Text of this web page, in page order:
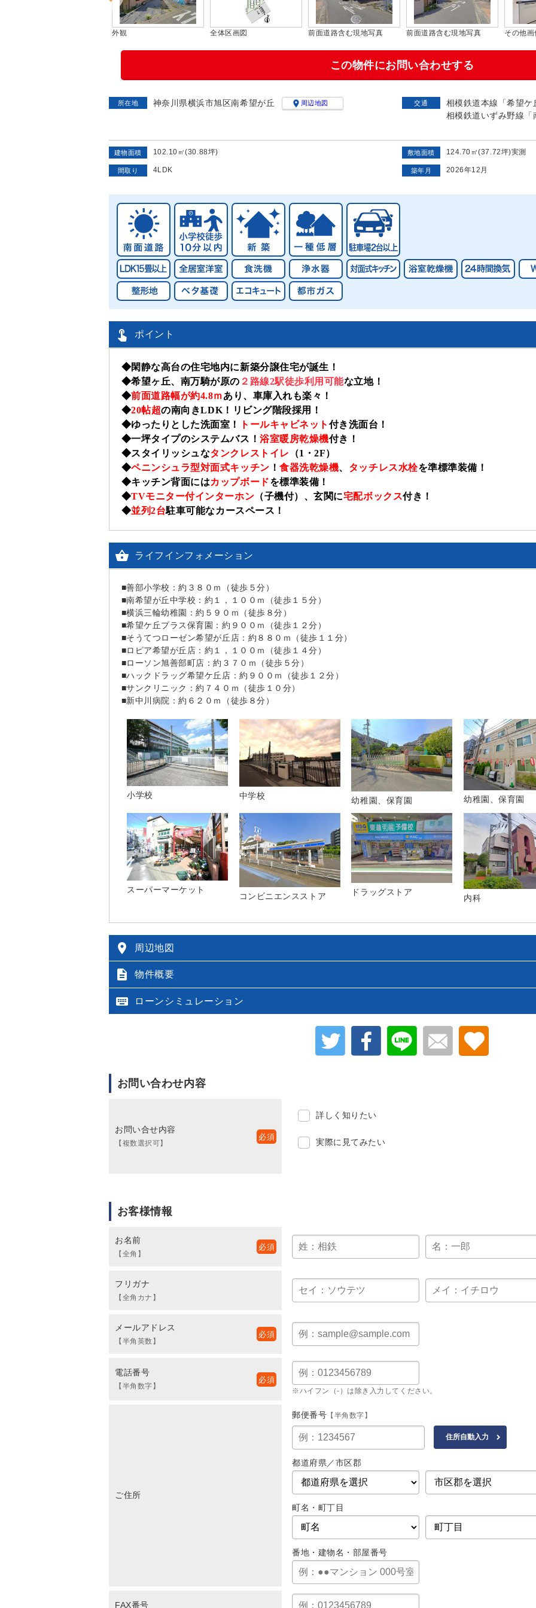
外観 全体区画図 前面道路含む現地写真 前面道路含む現地写真 その他画
この物件にお問い合わせする
所在地 神奈川県横浜市旭区南希望が丘  周辺地図 交通
相模鉄道本線「希望
相模鉄道いずみ野線
建物面積 102.10㎡(30.88坪) 敷地面積 124.70㎡(37.72坪)実測
間取り 4LDK 築年月 2026年12月
 ポイント
◆閑静な高台の住宅地内に新築分譲住宅が誕生！
◆希望ヶ丘、南万騎が原の ２路線2駅徒歩利用可能な立地！
◆前面道路幅が約4.8ｍあり、車庫入れも楽々！
◆20帖超の南向きLDK ！リビング階段採用！
◆ゆったりとした洗面室！
トールキャビネット 付き洗面台！
◆一坪タイプのシステムバス！浴室暖房乾燥機付き！
◆スタイリッシュなタンクレストイレ （1 ・2F）
◆ペニンシュラ型対面式キッチン ！食器洗乾燥機、 タッチレス水栓を準標準装備！
◆キッチン背面にはカップボードを標準装備！
◆TVモニター付インターホン （子機付）、玄関に宅配ボックス付き！
◆並列2台駐車可能なカースペース！
 ライフインフォメーション
■善部小学校：約３８０ｍ（徒歩５分）
■南希望が丘中学校：約１，１００ｍ（徒歩１５分）
■横浜三輪幼稚園：約５９０ｍ（徒歩８分）
■希望ケ丘プラス保育園：約９００ｍ（徒歩１２分）
■そうてつローゼン希望が丘店：約８８０ｍ（徒歩１１分）
■ロピア希望が丘店：約１，１００ｍ（徒歩１４分）
■ローソン旭善部町店：約３７０ｍ（徒歩５分）
■ハックドラッグ希望ケ丘店：約９００ｍ（徒歩１２分）
■サンクリニック：約７４０ｍ（徒歩１０分）
■新中川病院：約６２０ｍ（徒歩８分）
小学校 中学校
幼稚園、保育園 幼稚園、保育園
スーパーマーケット
コンビニエンスストア ドラッグストア
内科
 周辺地図
 物件概要
 ローンシミュレーション
お問い合わせ内容
お問い合せ内容
【複数選択可】
詳しく知りたい
実際に見てみたい
お客様情報
お名前
【全角】
フリガナ
【全角カナ】
メールアドレス
【半角英数】
電話番号
【半角数字】
※ハイフン（-）は除き入力してください。
ご住所
郵便番号 【半角数字】
都道府県／市区郡
町名・町丁目
番地・建物名・部屋番号
FAX番号